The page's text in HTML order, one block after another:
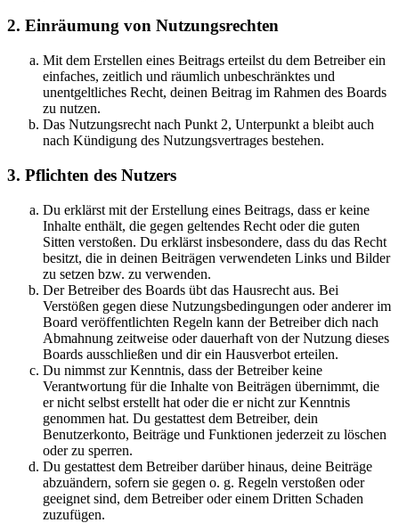
2. Einräumung von Nutzungsrechten
Mit dem Erstellen eines Beitrags erteilst du dem Betreiber ein
einfaches, zeitlich und räumlich unbeschränktes und
unentgeltliches Recht, deinen Beitrag im Rahmen des Boards
zu nutzen.
Das Nutzungsrecht nach Punkt 2, Unterpunkt a bleibt auch
nach Kündigung des Nutzungsvertrages bestehen.
3. Pflichten des Nutzers
Du erklärst mit der Erstellung eines Beitrags, dass er keine
Inhalte enthält, die gegen geltendes Recht oder die guten
Sitten verstoßen. Du erklärst insbesondere, dass du das Recht
besitzt, die in deinen Beiträgen verwendeten Links und Bilder
zu setzen bzw. zu verwenden.
Der Betreiber des Boards übt das Hausrecht aus. Bei
Verstößen gegen diese Nutzungsbedingungen oder anderer im
Board veröffentlichten Regeln kann der Betreiber dich nach
Abmahnung zeitweise oder dauerhaft von der Nutzung dieses
Boards ausschließen und dir ein Hausverbot erteilen.
Du nimmst zur Kenntnis, dass der Betreiber keine
Verantwortung für die Inhalte von Beiträgen übernimmt, die
er nicht selbst erstellt hat oder die er nicht zur Kenntnis
genommen hat. Du gestattest dem Betreiber, dein
Benutzerkonto, Beiträge und Funktionen jederzeit zu löschen
oder zu sperren.
Du gestattest dem Betreiber darüber hinaus, deine Beiträge
abzuändern, sofern sie gegen o. g. Regeln verstoßen oder
geeignet sind, dem Betreiber oder einem Dritten Schaden
zuzufügen.